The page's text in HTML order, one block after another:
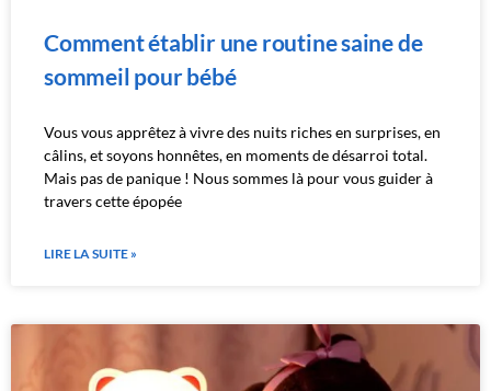
Comment établir une routine saine de
sommeil pour bébé
Vous vous apprêtez à vivre des nuits riches en surprises, en
câlins, et soyons honnêtes, en moments de désarroi total.
Mais pas de panique ! Nous sommes là pour vous guider à
travers cette épopée
LIRE LA SUITE »